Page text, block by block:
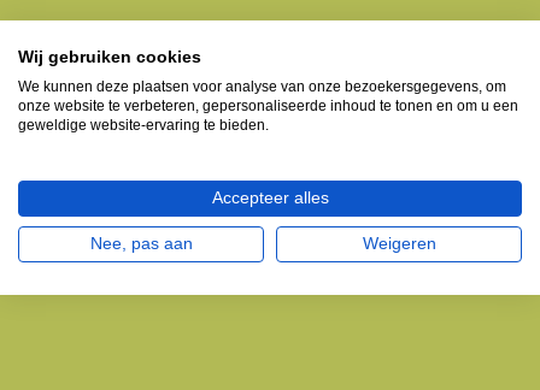
Wij gebruiken cookies
We kunnen deze plaatsen voor analyse van onze bezoekersgegevens, om
onze website te verbeteren, gepersonaliseerde inhoud te tonen en om u een
geweldige website-ervaring te bieden.
Accepteer alles
Nee, pas aan Weigeren